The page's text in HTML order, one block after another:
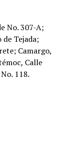
No. 307-A;
Tejada;
Camargo,
Calle
118.